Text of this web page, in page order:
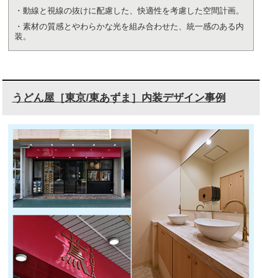
・動線と視線の抜けに配慮した、快適性を考慮した空間計画。
・素材の質感とやわらかな光を組み合わせた、統一感のある内
装。
うどん屋［東京/東あずま］内装デザイン事例